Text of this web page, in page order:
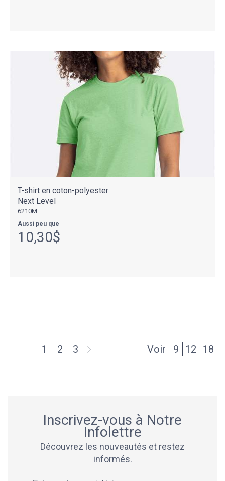
T-shirt en coton-polyester
Next Level
6210M
Aussi peu que
10,30$
1 2 3 Voir 9 12 18
Inscrivez-vous à Notre
Infolettre
Découvrez les nouveautés et restez
informés.